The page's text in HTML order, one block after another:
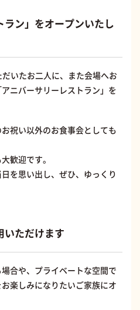
ラン」をオープンいたし
いたお二人に、また会場へお
ニバーサリーレストラン」を
祝い以外のお食事会としても
歓迎です。
を思い出し、ぜひ、ゆっくり
いただけます
合や、プライベートな空間で
楽しみになりたいご家族にオ